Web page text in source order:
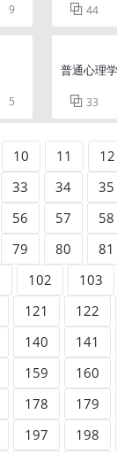
9
5
 44
普通心理学
 33
10 11 12
33 34 35
56 57 58
79 80 81
102 103
121 122
140 141
159 160
178 179
197 198